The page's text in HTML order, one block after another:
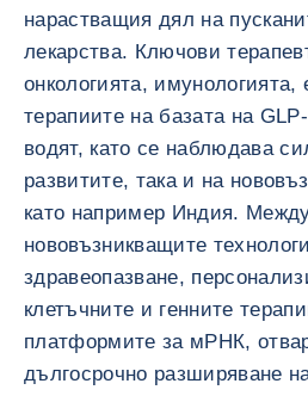
нарастващия дял на
лекарства. Ключови
онкологията, имунологията,
терапиите на базата на
водят, като се наблюдава
развитите, така и на
като например Индия.
нововъзникващите
здравеопазване,
клетъчните и генните
платформите за мРНК,
дългосрочно разширяване